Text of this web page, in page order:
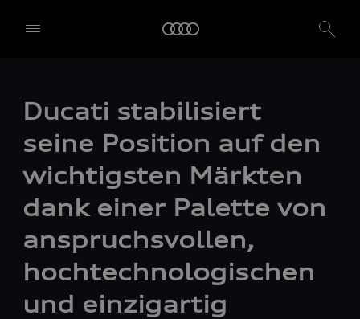
Ducati stabilisiert
seine Position auf den
wichtigsten Märkten
dank einer Palette von
anspruchsvollen,
hochtechnologischen
und einzigartig